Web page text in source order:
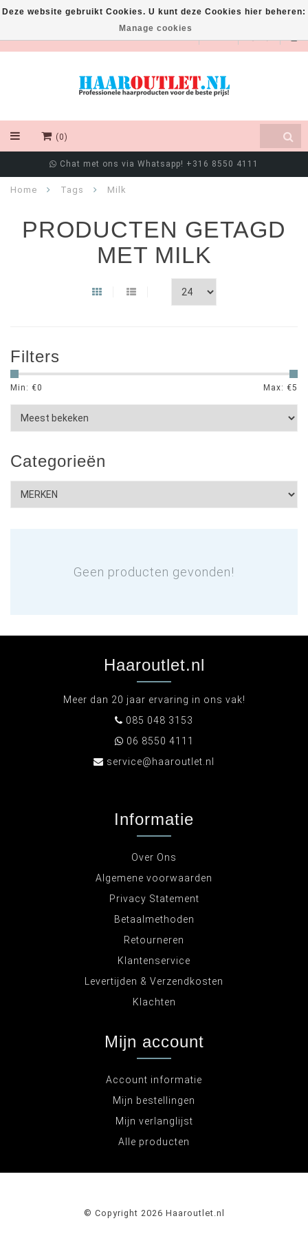
EUR
(0)
Chat met ons via Whatsapp! +316 8550 4111
Home Tags Milk
PRODUCTEN GETAGD
MET MILK
Filters
Min: €0 Max: €5
Categorieën
Geen producten gevonden!
Deze website gebruikt Cookies. U kunt deze Cookies hier beheren:
Manage cookies
Haaroutlet.nl
Meer dan 20 jaar ervaring in ons vak!
085 048 3153
06 8550 4111
service@haaroutlet.nl
Informatie
Over Ons
Algemene voorwaarden
Privacy Statement
Betaalmethoden
Retourneren
Klantenservice
Levertijden & Verzendkosten
Klachten
Mijn account
Account informatie
Mijn bestellingen
Mijn verlanglijst
Alle producten
© Copyright 2026 Haaroutlet.nl